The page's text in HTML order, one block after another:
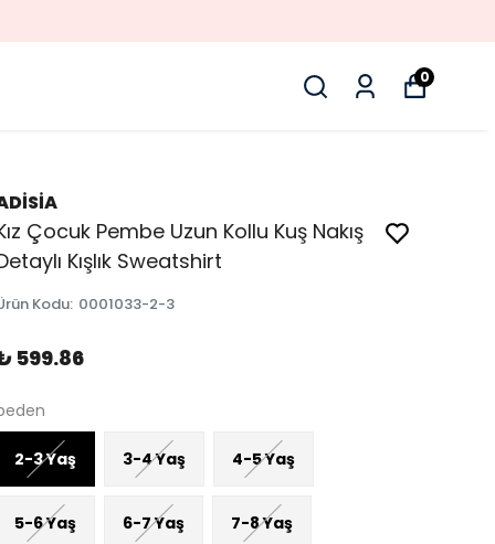
0
Çocuk Pembe Uzun Kollu Kuş Nakış
Kışlık Sweatshirt
Kodu: 0001033-2-3
599.86
2-3 Yaş 3-4 Yaş 4-5 Yaş
5-6 Yaş 6-7 Yaş 7-8 Yaş